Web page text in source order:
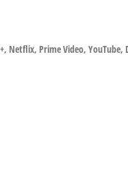
Netflix, Prime Video, YouTube,